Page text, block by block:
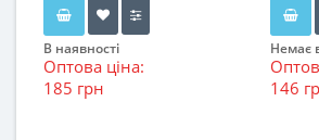
В наявності
Оптова ціна:
185 грн
Немає
146